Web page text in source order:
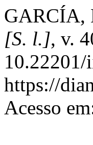
GARCÍA,
[S. l.], v.
https://
Acesso